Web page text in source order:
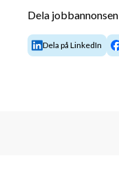
Dela jobbannonsen
Dela på LinkedIn